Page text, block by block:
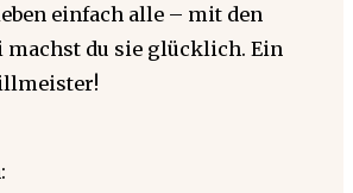
einfach alle – mit den
du sie glücklich. Ein